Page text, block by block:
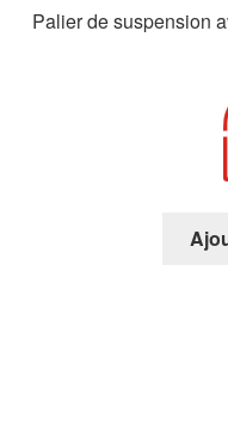
Palier de suspension